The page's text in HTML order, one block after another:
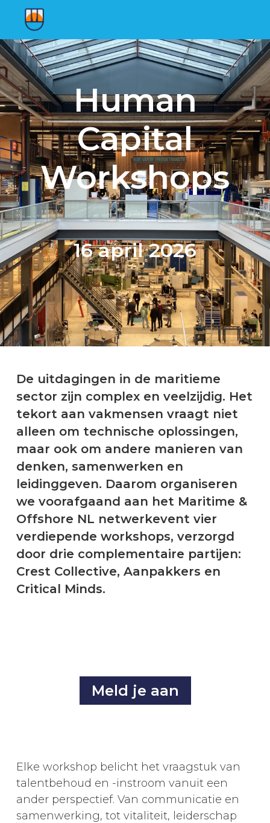
Human
Capital
Workshops
16 april 2026
De uitdagingen in de maritieme
sector zijn complex en veelzijdig. Het
tekort aan vakmensen vraagt niet
alleen om technische oplossingen,
maar ook om andere manieren van
denken, samenwerken en
leidinggeven. Daarom organiseren
we voorafgaand aan het Maritime &
Offshore NL netwerkevent vier
verdiepende workshops, verzorgd
door drie complementaire partijen:
Crest Collective, Aanpakkers en
Critical Minds.
Meld je aan
Elke workshop belicht het vraagstuk van
talentbehoud en -instroom vanuit een
ander perspectief. Van communicatie en
samenwerking, tot vitaliteit, leiderschap